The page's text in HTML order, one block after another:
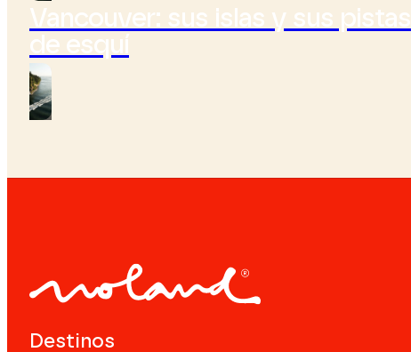
Vancouver: sus islas y sus pistas
de esquí
Destinos